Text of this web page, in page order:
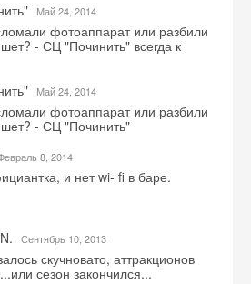
Май 24, 2014
фотоаппарат или разбили
- СЦ "Починить" всегда к
Май 24, 2014
фотоаппарат или разбили
- СЦ "Починить"
8, 2014
и нет wi- fi в баре.
Сентябрь 10, 2013
скучновато, аттракционов
сезон закончился...